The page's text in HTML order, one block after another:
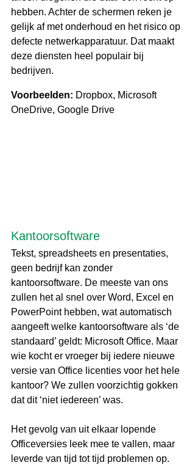
hebben. Achter de schermen reken je
gelijk af met onderhoud en het risico op
defecte netwerkapparatuur. Dat maakt
deze diensten heel populair bij
bedrijven.
Voorbeelden: Dropbox, Microsoft
OneDrive, Google Drive
Kantoorsoftware
Tekst, spreadsheets en presentaties,
geen bedrijf kan zonder
kantoorsoftware. De meeste van ons
zullen het al snel over Word, Excel en
PowerPoint hebben, wat automatisch
aangeeft welke kantoorsoftware als ‘de
standaard’ geldt: Microsoft Office. Maar
wie kocht er vroeger bij iedere nieuwe
versie van Office licenties voor het hele
kantoor? We zullen voorzichtig gokken
dat dit ‘niet iedereen’ was.
Het gevolg van uit elkaar lopende
Officeversies leek mee te vallen, maar
leverde van tijd tot tijd problemen op.